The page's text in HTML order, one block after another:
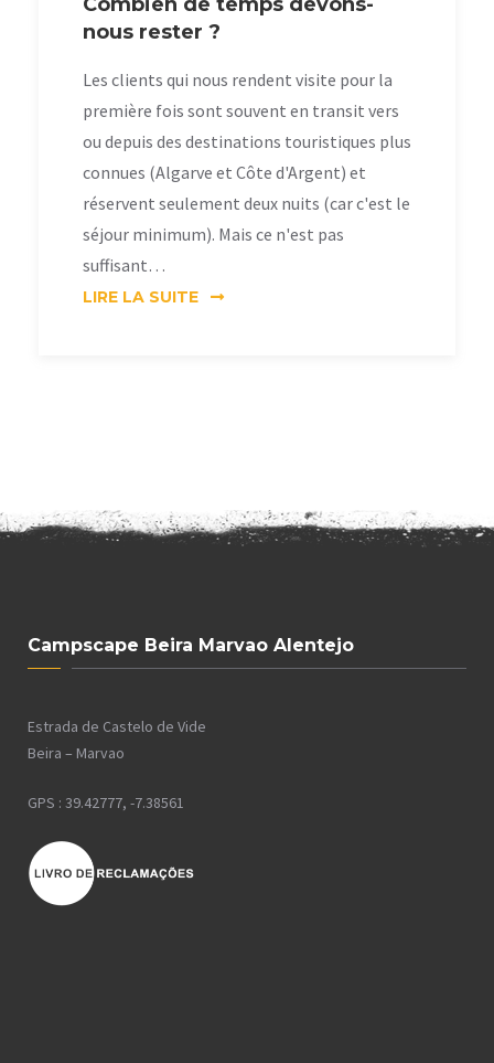
nous rester ?
Les clients qui nous rendent visite pour la
première fois sont souvent en transit vers
ou depuis des destinations touristiques plus
connues (Algarve et Côte d'Argent) et
réservent seulement deux nuits (car c'est le
séjour minimum). Mais ce n'est pas
suffisant…
LIRE LA SUITE
Campscape Beira Marvao Alentejo
Estrada de Castelo de Vide
Beira – Marvao
GPS : 39.42777, -7.38561